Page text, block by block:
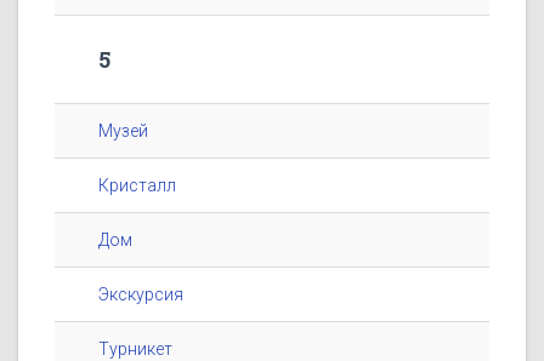
5
Музей
Кристалл
Дом
Экскурсия
Турникет